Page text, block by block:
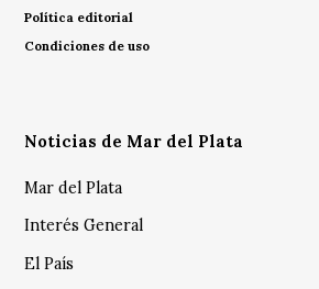
Política editorial
Condiciones de uso
Noticias de Mar del Plata
Mar del Plata
Interés General
El País